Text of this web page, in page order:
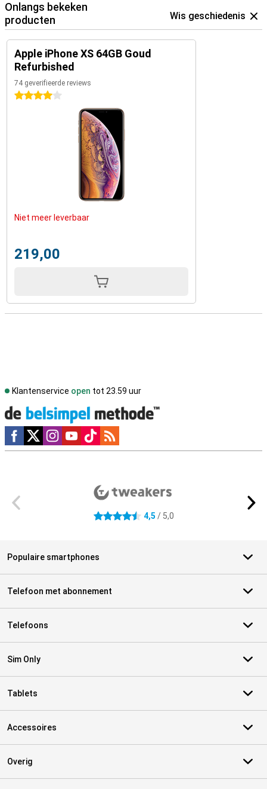
Onlangs bekeken
producten
Wis geschiedenis
Apple iPhone XS 64GB Goud
Refurbished
74 geverifieerde reviews
4 sterren
Niet meer leverbaar
219,00
Klantenservice open tot 23.59 uur
Social media
4.5 sterren 4,5 / 5,0
Populaire smartphones
Telefoon met abonnement
Telefoons
Sim Only
Tablets
Accessoires
Overig